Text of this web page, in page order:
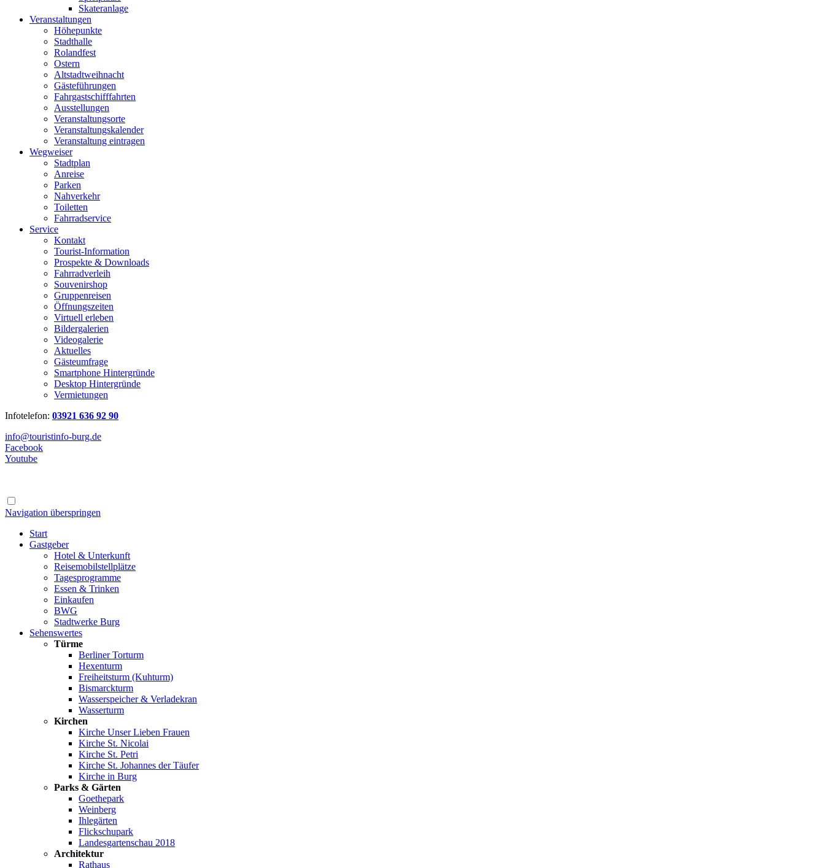
Skateranlage
Veranstaltungen
Höhepunkte
Stadthalle
Rolandfest
Ostern
Altstadtweihnacht
Gästeführungen
Fahrgastschifffahrten
Ausstellungen
Veranstaltungsorte
Veranstaltungskalender
Veranstaltung eintragen
Wegweiser
Stadtplan
Anreise
Parken
Nahverkehr
Toiletten
Fahrradservice
Service
Kontakt
Tourist-Information
Prospekte & Downloads
Fahrradverleih
Souvenirshop
Gruppenreisen
Öffnungszeiten
Virtuell erleben
Bildergalerien
Videogalerie
Aktuelles
Gästeumfrage
Smartphone Hintergründe
Desktop Hintergründe
Vermietungen
Infotelefon: 03921 636 92 90
info@touristinfo-burg.de
Facebook
Youtube
Navigation überspringen
Start
Gastgeber
Hotel & Unterkunft
Reisemobilstellplätze
Tagesprogramme
Essen & Trinken
Einkaufen
BWG
Stadtwerke Burg
Sehenswertes
Türme
Berliner Torturm
Hexenturm
Freiheitsturm (Kuhturm)
Bismarckturm
Wasserspeicher & Verladekran
Wasserturm
Kirchen
Kirche Unser Lieben Frauen
Kirche St. Nicolai
Kirche St. Petri
Kirche St. Johannes der Täufer
Kirche in Burg
Parks & Gärten
Goethepark
Weinberg
Ihlegärten
Flickschupark
Landesgartenschau 2018
Architektur
Rathaus